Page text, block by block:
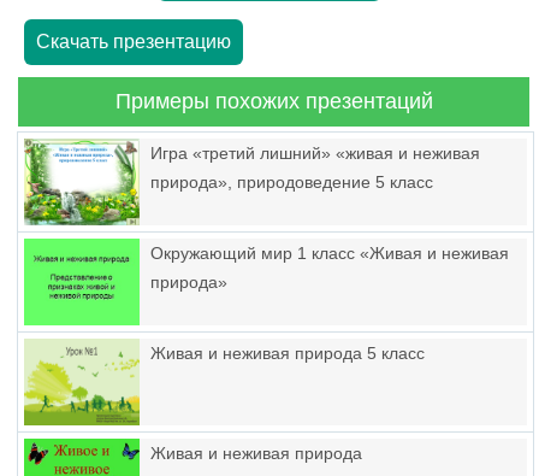
Скачать презентацию
Примеры похожих презентаций
Игра «третий лишний» «живая и неживая
природа», природоведение 5 класс
Окружающий мир 1 класс «Живая и неживая
природа»
Живая и неживая природа 5 класс
Живая и неживая природа